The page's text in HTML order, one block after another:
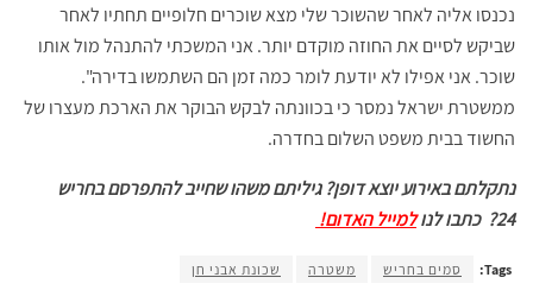
נכנסו אליה לאחר שהשוכר שלי מצא שוכרים חלופיים תחתיו לאחר
שביקש לסיים את החוזה מוקדם יותר. אני המשכתי להתנהל מול אותו
שוכר. אני אפילו לא יודעת לומר כמה זמן הם השתמשו בדירה".
ממשטרת ישראל נמסר כי בכוונתה לבקש הבוקר את הארכת מעצרו של
החשוד בבית משפט השלום בחדרה.
נתקלתם באירוע יוצא דופן? גיליתם משהו שחייב להתפרסם בחריש
24? כתבו לנולמייל האדום!
Tags: סמים בחריש משטרה שכונת אבני חן